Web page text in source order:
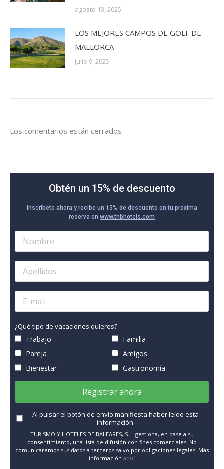
agosto 13, 2025
LOS MEJORES CAMPOS DE GOLF DE
MALLORCA
julio 9, 2025
Los comentarios están cerrados
Obtén un 15% de descuento
Inscríbete ahora y recibe un 15% de descuento en tu próxima
reserva en www.thbhotels.com
¿Qué tipo de vacaciones quieres?
Trabajo
Familia
Pareja
Amigos
Bienestar
Gastronomía
Registrar ahora
Al pulsar el botón de envío manifiesta haber leído esta
información.
TURISMO Y HOTELES DE BALEARES, S.L. gestiona, en base a su
consentimiento, una lista de difusión con fines comerciales. No
comunicaremos sus datos a terceros salvo por obligaciones legales. Más
información aquí